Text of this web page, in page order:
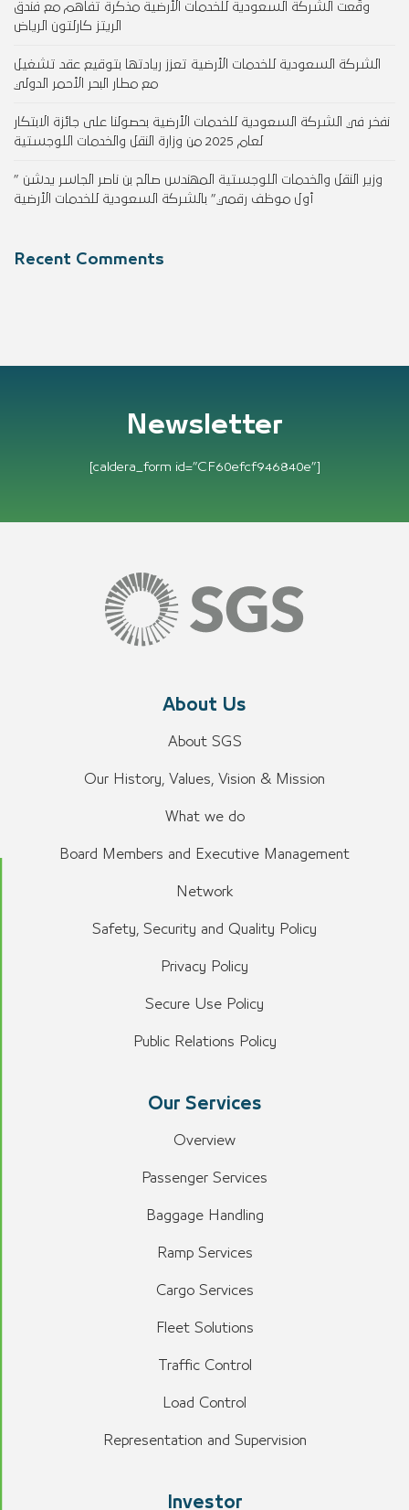
وقّعت الشركة السعودية للخدمات الأرضية مذكرة تفاهم مع فندق
الريتز كارلتون الرياض
الشركة السعودية للخدمات الأرضية تعزز ريادتها بتوقيع عقد تشغيل
مع مطار البحر الأحمر الدولي
نفخر في الشركة السعودية للخدمات الأرضية بحصولنا على جائزة الابتكار
لعام 2025 من وزارة النقل والخدمات اللوجستية
وزير النقل والخدمات اللوجستية المهندس صالح بن ناصر الجاسر يدشن ”
أول موظف رقمي” بالشركة السعودية للخدمات الأرضية
Recent Comments
Newsletter
[caldera_form id=”CF60efcf946840e”]
About Us
About SGS
Our History, Values, Vision & Mission
What we do
Board Members and Executive Management
Network
Safety, Security and Quality Policy
Privacy Policy
Secure Use Policy
Public Relations Policy
Our Services
Overview
Passenger Services
Baggage Handling
Ramp Services
Cargo Services
Fleet Solutions
Traffic Control
Load Control
Representation and Supervision
Investor